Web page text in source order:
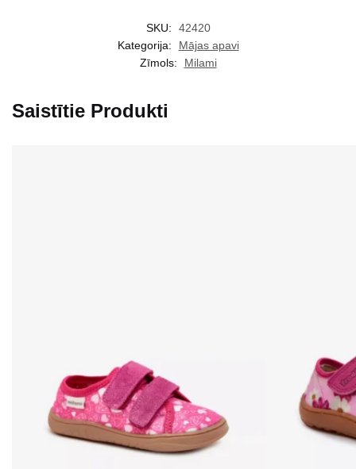
SKU:
42420
Kategorija:
Mājas apavi
Zīmols:
Milami
Saistītie Produkti